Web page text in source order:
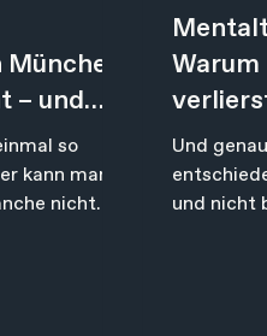
– und
so
kann man
nicht
drehst
Und
und nicht